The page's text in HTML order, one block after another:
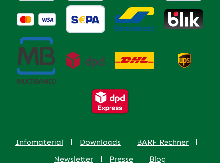
Infomaterial Downloads
BARF Rechner
Newsletter
Presse Blog